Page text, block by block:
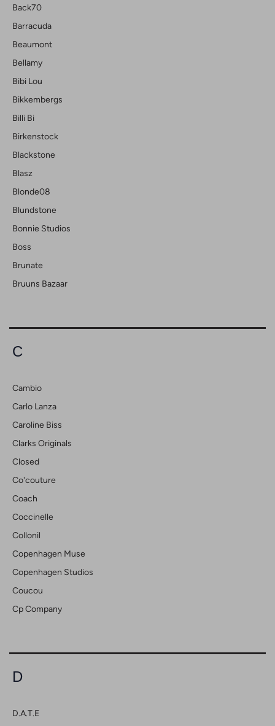
Back70
Barracuda
Beaumont
Bellamy
Bibi Lou
Bikkembergs
Billi Bi
Birkenstock
Blackstone
Blasz
Blonde08
Blundstone
Bonnie Studios
Boss
Brunate
Bruuns Bazaar
C
Cambio
Carlo Lanza
Caroline Biss
Clarks Originals
Closed
Co'couture
Coach
Coccinelle
Collonil
Copenhagen Muse
Copenhagen Studios
Coucou
Cp Company
D
D.a.t.e